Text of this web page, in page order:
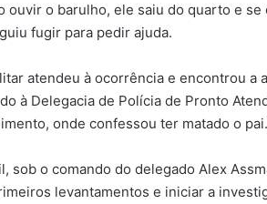
ouvir o barulho, ele saiu do quarto e
fugir para pedir ajuda.
atendeu à ocorrência e encontrou a
à Delegacia de Polícia de Pronto
onde confessou ter matado o pai.
sob o comando do delegado Alex
levantamentos e iniciar a